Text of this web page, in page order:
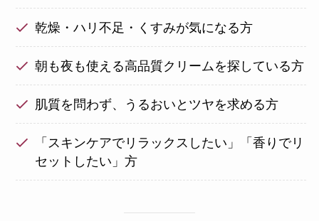
乾燥・ハリ不足・くすみが気になる方
朝も夜も使える高品質クリームを探している方
肌質を問わず、うるおいとツヤを求める方
「スキンケアでリラックスしたい」「香りでリ
セットしたい」方